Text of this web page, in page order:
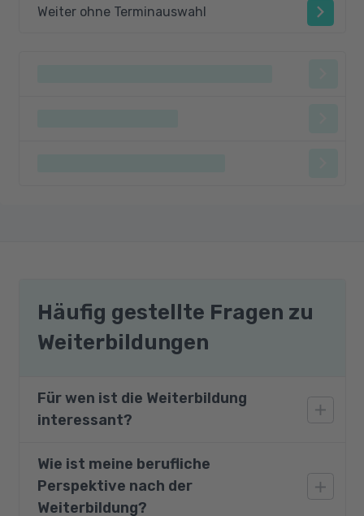
Weiter ohne Terminauswahl
Häufig gestellte Fragen zu
Weiterbildungen
Für wen ist die Weiterbildung
interessant?
Die Weiterbildung richtet sich an Personen aus
dem gewerblich-technischen Bereich, wie
Bauzeichner, Techniker, Konstrukteure,
Wie ist meine berufliche
Perspektive nach der
Weiterbildung?